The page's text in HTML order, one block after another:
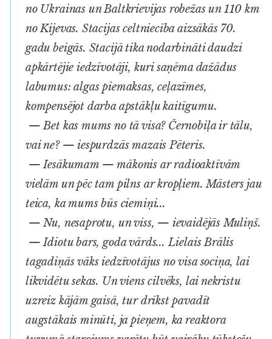
no Ukrainas un Baltkrievijas robežas un 110 km
no Kijevas. Stacijas celtniecība aizsākās 70.
gadu beigās. Stacijā tika nodarbināti daudzi
apkārtējie iedzīvotāji, kuri saņēma dažādus
labumus: algas piemaksas, ceļazīmes,
kompensējot darba apstākļu kaitīgumu.
— Bet kas mums no tā visa? Černobiļa ir tālu,
vai ne? — iespurdzās mazais Pēteris.
— Iesākumam — mākonis ar radioaktīvām
vielām un pēc tam pilns ar kropļiem. Māsters jau
teica, ka mums būs ciemiņi...
— Nu, nesaprotu, un viss, — ievaidējās Muliņš.
— Idiotu bars, goda vārds... Lielais Brālis
tagadiņās vāks iedzīvotājus no visa sociņa, lai
likvidētu sekas. Un viens cilvēks, lai nekristu
uzreiz kājām gaisā, tur drīkst pavadīt
augstākais minūti, ja pieņem, ka reaktora